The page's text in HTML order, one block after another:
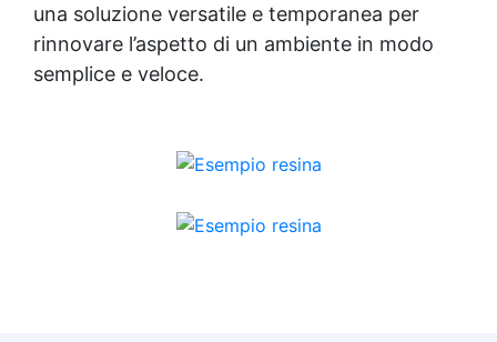
una soluzione versatile e temporanea per
rinnovare l’aspetto di un ambiente in modo
semplice e veloce.